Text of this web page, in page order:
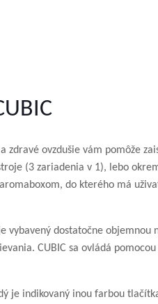
zdravé ovzdušie vám pomôže
(3 zariadenia v 1), lebo
do kterého má
dostatočne objemnou
CUBIC sa ovládá
je indikovaný inou farbou